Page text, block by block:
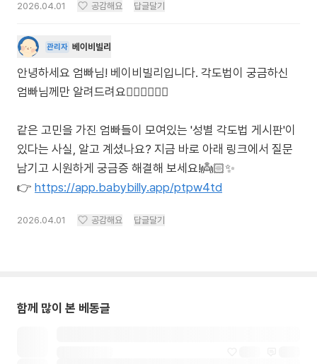
2026.04.01 공감해요 답글달기
관리자 베이비빌리
안녕하세요 엄빠님! 베이비빌리입니다. 각도법이 궁금하신
엄빠님께만 알려드려요🙋🏻‍♀️🙋🏻‍♂️
같은 고민을 가진 엄빠들이 모여있는 '성별 각도법 게시판'이
있다는 사실, 알고 계셨나요? 지금 바로 아래 링크에서 질문
남기고 시원하게 궁금증 해결해 보세요!👼🏻✨
👉 https://app.babybilly.app/ptpw4td
2026.04.01 공감해요 답글달기
함께 많이 본 베동글